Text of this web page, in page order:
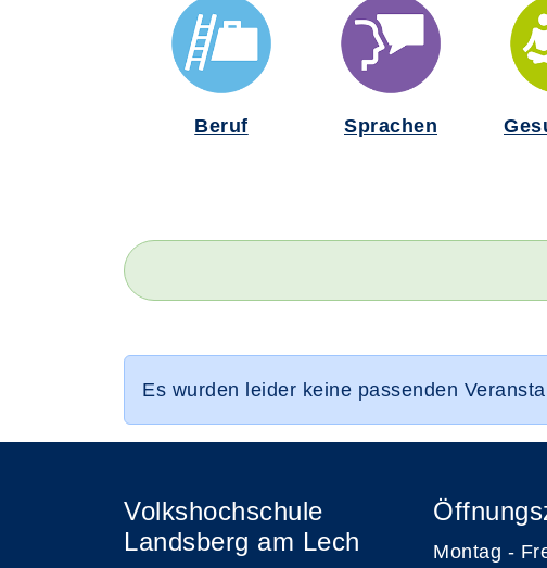
Beruf Sprachen
Es wurden leider keine passenden
Volkshochschule
Landsberg am Lech
Montag -